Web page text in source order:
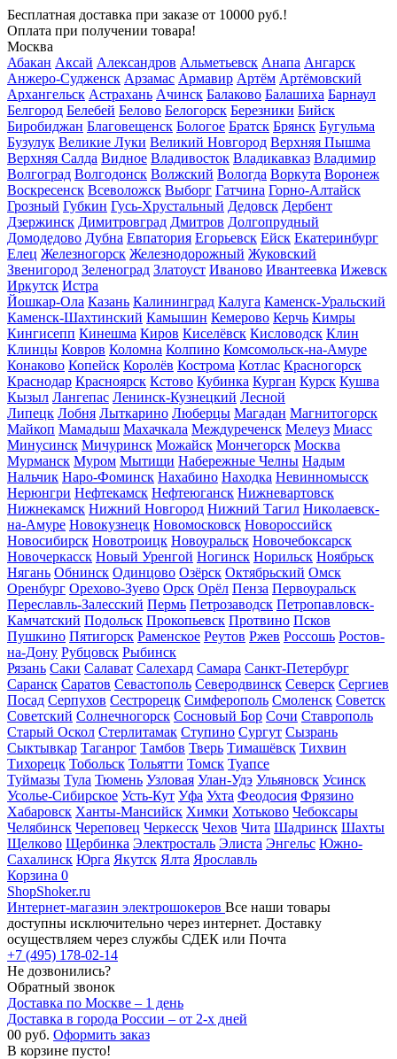
Бесплатная доставка при заказе от 10000 руб.!
Оплата при получении товара!
Москва
Абакан Аксай Александров Альметьевск Анапа Ангарск
Анжеро-Судженск Арзамас Армавир Артём Артёмовский
Архангельск Астрахань Ачинск Балаково Балашиха Барнаул
Белгород Белебей Белово Белогорск Березники Бийск
Биробиджан Благовещенск Бологое Братск Брянск Бугульма
Бузулук Великие Луки Великий Новгород Верхняя Пышма
Верхняя Салда Видное Владивосток Владикавказ Владимир
Волгоград Волгодонск Волжский Вологда Воркута Воронеж
Воскресенск Всеволожск Выборг Гатчина Горно-Алтайск
Грозный Губкин Гусь-Хрустальный Дедовск Дербент
Дзержинск Димитровград Дмитров Долгопрудный
Домодедово Дубна Евпатория Егорьевск Ейск Екатеринбург
Елец Железногорск Железнодорожный Жуковский
Звенигород Зеленоград Златоуст Иваново Ивантеевка Ижевск
Иркутск Истра
Йошкар-Ола Казань Калининград Калуга Каменск-Уральский
Каменск-Шахтинский Камышин Кемерово Керчь Кимры
Кингисепп Кинешма Киров Киселёвск Кисловодск Клин
Клинцы Ковров Коломна Колпино Комсомольск-на-Амуре
Конаково Копейск Королёв Кострома Котлас Красногорск
Краснодар Красноярск Кстово Кубинка Курган Курск Кушва
Кызыл Лангепас Ленинск-Кузнецкий Лесной
Липецк Лобня Лыткарино Люберцы Магадан Магнитогорск
Майкоп Мамадыш Махачкала Междуреченск Мелеуз Миасс
Минусинск Мичуринск Можайск Мончегорск Москва
Мурманск Муром Мытищи Набережные Челны Надым
Нальчик Наро-Фоминск Нахабино Находка Невинномысск
Нерюнгри Нефтекамск Нефтеюганск Нижневартовск
Нижнекамск Нижний Новгород Нижний Тагил Николаевск-
на-Амуре Новокузнецк Новомосковск Новороссийск
Новосибирск Новотроицк Новоуральск Новочебоксарск
Новочеркасск Новый Уренгой Ногинск Норильск Ноябрьск
Нягань Обнинск Одинцово Озёрск Октябрьский Омск
Оренбург Орехово-Зуево Орск Орёл Пенза Первоуральск
Переславль-Залесский Пермь Петрозаводск Петропавловск-
Камчатский Подольск Прокопьевск Протвино Псков
Пушкино Пятигорск Раменское Реутов Ржев Россошь Ростов-
на-Дону Рубцовск Рыбинск
Рязань Саки Салават Салехард Самара Санкт-Петербург
Саранск Саратов Севастополь Северодвинск Северск Сергиев
Посад Серпухов Сестрорецк Симферополь Смоленск Советск
Советский Солнечногорск Сосновый Бор Сочи Ставрополь
Старый Оскол Стерлитамак Ступино Сургут Сызрань
Сыктывкар Таганрог Тамбов Тверь Тимашёвск Тихвин
Тихорецк Тобольск Тольятти Томск Туапсе
Туймазы Тула Тюмень Узловая Улан-Удэ Ульяновск Усинск
Усолье-Сибирское Усть-Кут Уфа Ухта Феодосия Фрязино
Хабаровск Ханты-Мансийск Химки Хотьково Чебоксары
Челябинск Череповец Черкесск Чехов Чита Шадринск Шахты
Щелково Щербинка Электросталь Элиста Энгельс Южно-
Сахалинск Юрга Якутск Ялта Ярославль
Корзина 0
ShopShoker.ru
Интернет-магазин электрошокеров Все наши товары
доступны исключительно через интернет. Доставку
осуществляем через службы СДЕК или Почта
+7 (495) 178-02-14
Не дозвонились?
Обратный звонок
Доставка по Москве – 1 день
Доставка в города России – от 2-х дней
00 руб. Оформить заказ
В корзине пусто!